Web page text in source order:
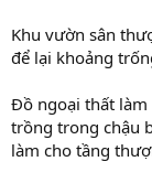
Khu vườn sân
để lại khoảng
Đồ ngoại thất làm
trồng trong chậu
làm cho tầng